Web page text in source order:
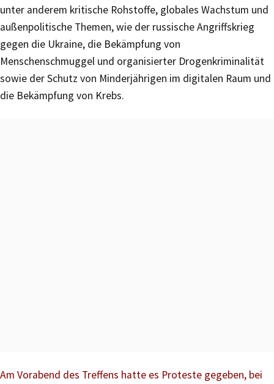
unter anderem kritische Rohstoffe, globales Wachstum und
außenpolitische Themen, wie der russische Angriffskrieg
gegen die Ukraine, die Bekämpfung von
Menschenschmuggel und organisierter Drogenkriminalität
sowie der Schutz von Minderjährigen im digitalen Raum und
die Bekämpfung von Krebs.
Am Vorabend des Treffens hatte es Proteste gegeben, bei